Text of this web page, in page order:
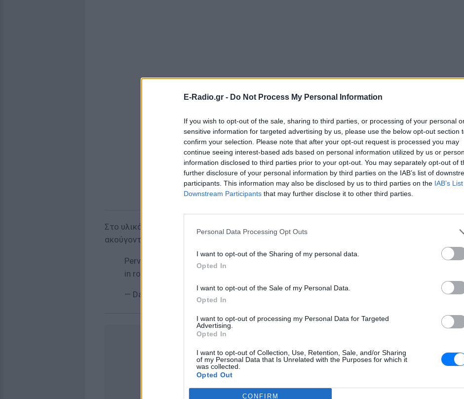
E-Radio.gr - Do Not Process My Personal Information
If you wish to opt-out of the sale, sharing to third parties, or processing of your personal
sensitive information for targeted advertising by us, please use the below opt-out section
confirm your selection. Please note that after your opt-out request is processed you may
continue seeing interest-based ads based on personal information utilized by us or
information disclosed to third parties prior to your opt-out. You may separately opt-out of
further disclosure of your personal information by third parties on the IAB’s list of
participants. This information may also be disclosed by us to third parties on the IAB’s
Downstream Participants that may further disclose it to other third parties.
Personal Data Processing Opt Outs
I want to opt-out of the Sharing of my personal data.
Opted In
I want to opt-out of the Sale of my Personal Data.
Opted In
I want to opt-out of processing my Personal Data for Targeted
Advertising.
Opted In
I want to opt-out of Collection, Use, Retention, Sale, and/or Sharing
of my Personal Data that Is Unrelated with the Purposes for which it
was collected.
Opted Out
CONFIRM
6 φρούτα
Πώς να
Στο υλικό που βρέθηκε από τις κάμερες πιάστηκε να αυτοικανοποιείται
ακούγοντας το υλικό αμέσως μετά την καταγραφή του.
Pervert filmed crawling on hotel corridor to hear couples having sex
in rooms
— Daily Mirror (@DailyMirror) 5 Νοεμβρίου 2019